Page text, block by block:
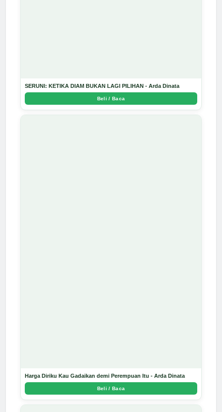
SERUNI: KETIKA DIAM BUKAN LAGI PILIHAN - Arda Dinata
Beli / Baca
Harga Diriku Kau Gadaikan demi Perempuan Itu - Arda Dinata
Beli / Baca